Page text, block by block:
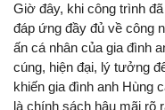
Giờ đây, khi công trình
đáp ứng đầy đủ về công
ấn cá nhân của gia đình
cúng, hiện đại, lý tưởng
khiến gia đình anh Hùng
là chính sách hậu mãi rõ